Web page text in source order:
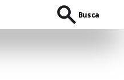
Busca